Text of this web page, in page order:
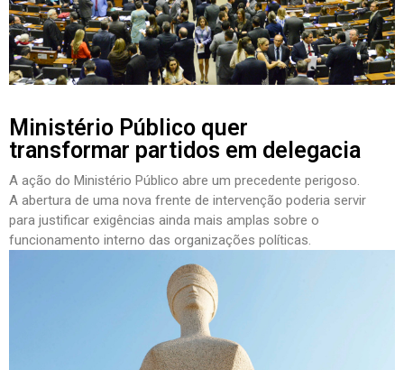
Ministério Público quer
transformar partidos em delegacia
A ação do Ministério Público abre um precedente perigoso.
A abertura de uma nova frente de intervenção poderia servir
para justificar exigências ainda mais amplas sobre o
funcionamento interno das organizações políticas.